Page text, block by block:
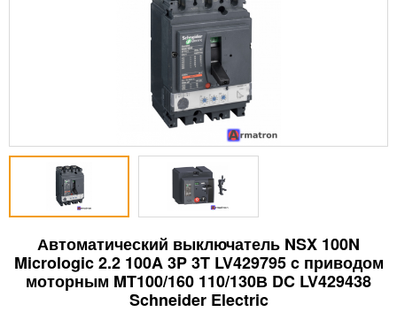
Автоматический выключатель NSX 100N
Micrologic 2.2 100A 3P 3T LV429795 c приводом
моторным MT100/160 110/130В DC LV429438
Schneider Electric